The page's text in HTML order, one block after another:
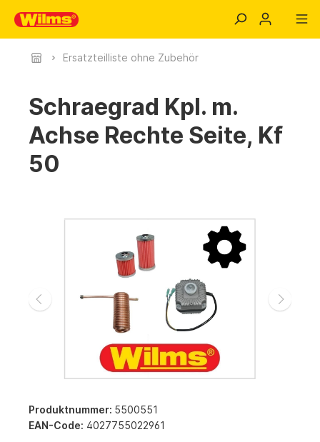
Ersatzteilliste ohne Zubehör
Schraegrad Kpl. m.
Achse Rechte Seite, Kf
50
Produktnummer: 5500551
EAN-Code: 4027755022961